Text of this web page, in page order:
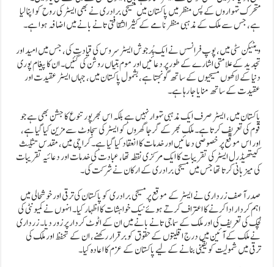
متحرک تہواروں کے پس منظر میں پاکستان میں مسیحی برادری نے بھی ایسٹر کی روح کو اپنا لیا
ہے، جس سے ملک کے مذہبی منظر نامے کے کثیر الثقافتی تانے بانے میں اضافہ ہوا ہے۔
ویٹیکن سٹی میں، پوپ فرانسس نے ایک پُرجوش ایسٹر سروس کی قیادت کی، جس میں امید اور
تجدید کے علامتی اشارے کے طور پر دعائیں اور موم بتیاں روشن کی گئیں۔ ان کا پیغام پوری
دنیا کے لاکھوں مسیحیوں کے ساتھ گونجتا ہے، بشمول پاکستان میں، جہاں ایسٹر عقیدت اور
عقیدت کے ساتھ منایا جا رہا ہے۔
پاکستان میں، ایسٹر صرف ایک مذہبی تہوار نہیں ہے بلکہ اس بھرپور تنوع کا جشن بھی ہے جو
قوم کی تعریف کرتا ہے۔ ملک بھر کے گرجا گھروں کو ایسٹر کی سجاوٹ سے مزین کیا گیا ہے،
اور اس موقع پر خصوصی دعائیں اور خدمات کا انعقاد کیا گیا ہے۔ کراچی میں، مقدس تثلیث
کیتھیڈرل ایسٹر کی تقریبات کا ایک مرکزی نقطہ تھا، عبادت کی خدمات اور دعائیہ تقریبات
کی میزبانی کرتا تھا جس میں مسیحی برادری کے ارکان نے شرکت کی۔
صدر آصف زرداری نے ایسٹر کے موقع پر مسیحی برادری کو پاکستان کی ترقی اور خوشحالی میں
اہم کردار ادا کرنے کا اعتراف کرتے ہوئے نیک خواہشات کا اظہار کیا۔ انہوں نے کمیونٹی کی
لچک کی تعریف کی اور ملک کے سماجی تانے بانے میں ان کے اٹوٹ کردار پر زور دیا۔ زرداری
نے ملک کے آئین میں درج اقلیتوں کے حقوق کو برقرار رکھنے، ان کے تحفظ اور ملک کی
ترقی میں شمولیت کو یقینی بنانے کے لیے پاکستان کے عزم کا اعادہ کیا۔